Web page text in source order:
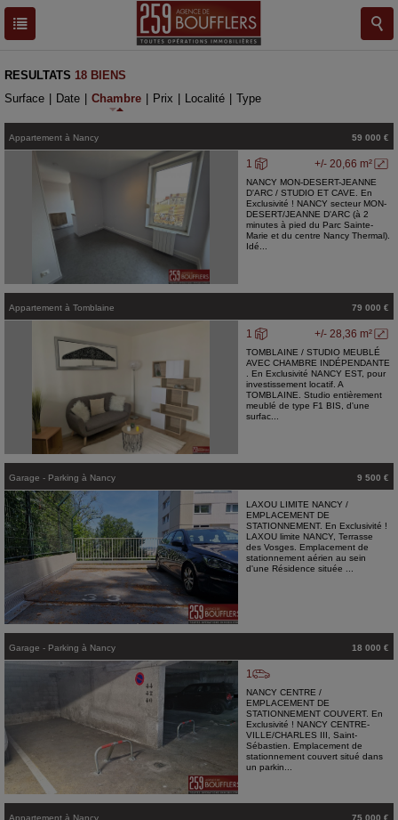
RESULTATS 18 BIENS
Surface
Date Chambre Prix Localité Type
Appartement à Nancy 59 000 €
+/- 20,66 m²
1
NANCY MON-DESERT-JEANNE
D'ARC / STUDIO ET CAVE. En
Exclusivité ! NANCY secteur MON-
DESERT/JEANNE D'ARC (à 2
minutes à pied du Parc Sainte-
Marie et du centre Nancy Thermal).
Idé...
Appartement à Tomblaine 79 000 €
+/- 28,36 m²
1
TOMBLAINE / STUDIO MEUBLÉ
AVEC CHAMBRE INDÉPENDANTE
. En Exclusivité NANCY EST, pour
investissement locatif. A
TOMBLAINE. Studio entièrement
meublé de type F1 BIS, d'une
surfac...
Garage - Parking à Nancy 9 500 €
LAXOU LIMITE NANCY /
EMPLACEMENT DE
STATIONNEMENT. En Exclusivité !
LAXOU limite NANCY, Terrasse
des Vosges. Emplacement de
stationnement aérien au sein
d'une Résidence située ...
Garage - Parking à Nancy 18 000 €
1
NANCY CENTRE /
EMPLACEMENT DE
STATIONNEMENT COUVERT. En
Exclusivité ! NANCY CENTRE-
VILLE/CHARLES III, Saint-
Sébastien. Emplacement de
stationnement couvert situé dans
un parkin...
Appartement à Nancy 75 000 €